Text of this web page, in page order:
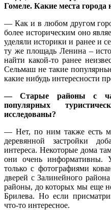
Гомеле. Какие места города
— Как и в любом другом
более историческим оно
уделяли историки и ранее и
ту же площадь Ленина –
найти какой-то ранее
Сельмаш не такие
какие нибудь интересности
— Старые районы с
популярных
исследованы?
— Нет, по ним также есть
деревянной застройки
интереса. Некоторые дома
они очень информативны.
только с фотографиями
дверей с Залинейного
районы, до которых мы еще
Брилева. Но если
что-то интересное.